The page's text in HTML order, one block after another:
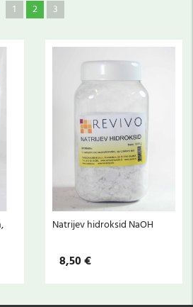
1 2 3
Natrijev hidroksid NaOH
8,50 €